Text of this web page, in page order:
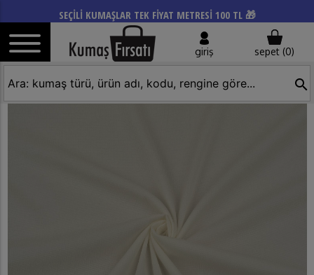
SEÇİLİ KUMAŞLAR TEK FİYAT METRESİ 100 TL 🎁
giriş sepet (0)
search